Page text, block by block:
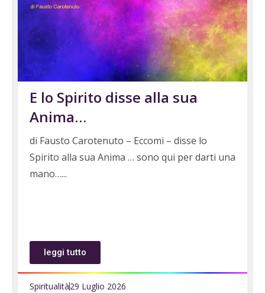
E lo Spirito disse alla sua
Anima…
di Fausto Carotenuto – Eccomi – disse lo
Spirito alla sua Anima … sono qui per darti una
mano…
leggi tutto
Spiritualità29 Luglio 2026